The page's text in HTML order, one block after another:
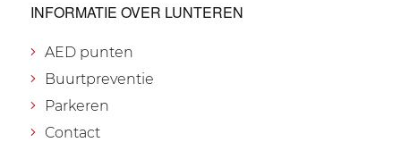
INFORMATIE OVER LUNTEREN
AED punten
Buurtpreventie
Parkeren
Contact